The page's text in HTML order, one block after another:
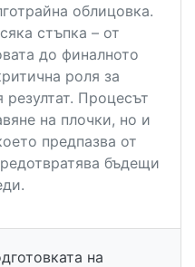
облицовка.
стъпка – от
до финалното
роля за
резултат. Процесът
на плочки, но и
предпазва от
бъдещи
на